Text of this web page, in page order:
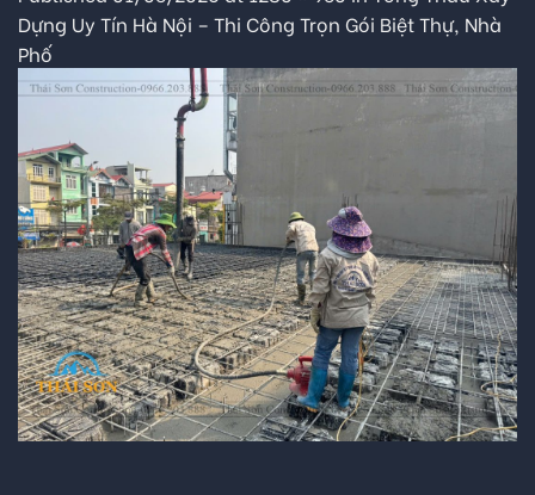
Dựng Uy Tín Hà Nội – Thi Công Trọn Gói Biệt Thự, Nhà
Phố